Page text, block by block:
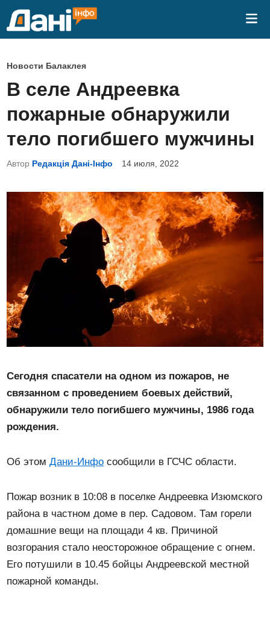
О
п
у
б
л
и
к
н
Новости Балаклея
В селе Андреевка
пожарные обнаружили
тело погибшего мужчины
Автор Редакція Дані-Інфо 14 июля, 2022
Сегодня спасатели на одном из пожаров, не
связанном с проведением боевых действий,
обнаружили тело погибшего мужчины, 1986 года
рождения.
Об этомДани-Инфо сообщили в ГСЧС области.
Пожар возник в 10:08 в поселке Андреевка Изюмского
района в частном доме в пер. Садовом. Там горели
домашние вещи на площади 4 кв. Причиной
возгорания стало неосторожное обращение с огнем.
Его потушили в 10.45 бойцы Андреевской местной
пожарной команды.